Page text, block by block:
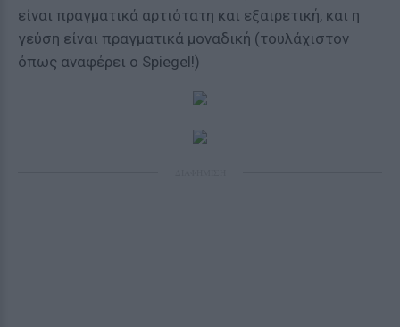
είναι πραγματικά αρτιότατη και εξαιρετική, και η
γεύση είναι πραγματικά μοναδική (τουλάχιστον
όπως αναφέρει ο Spiegel!)